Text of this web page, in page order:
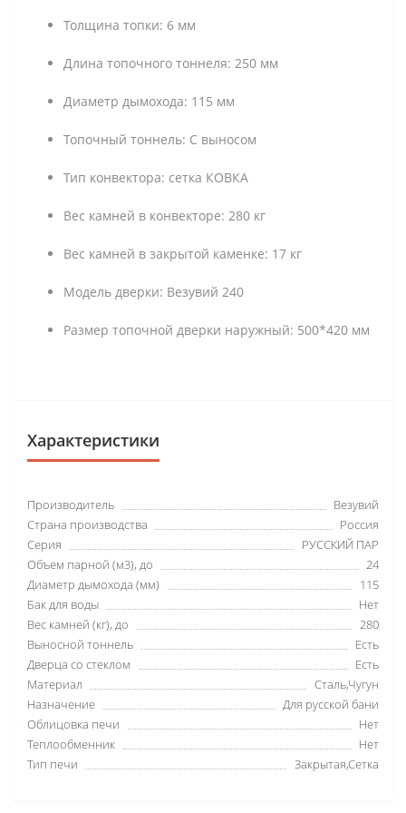
Толщина топки: 6 мм
Длина топочного тоннеля: 250 мм
Диаметр дымохода: 115 мм
Топочный тоннель: С выносом
Тип конвектора: сетка КОВКА
Вес камней в конвекторе: 280 кг
Вес камней в закрытой каменке: 17 кг
Модель дверки: Везувий 240
Размер топочной дверки наружный: 500*420 мм
Характеристики
Производитель
Везувий
Страна производства
Россия
Серия
РУССКИЙ ПАР
Объем парной (м3), до
24
Диаметр дымохода (мм)
115
Бак для воды
Нет
Вес камней (кг), до
280
Выносной тоннель
Есть
Дверца со стеклом
Есть
Материал
Сталь,Чугун
Назначение
Для русской бани
Облицовка печи
Нет
Теплообменник
Нет
Тип печи
Закрытая,Сетка